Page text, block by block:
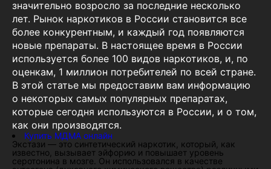
значительно возросло за последние несколько
лет. Рынок наркотиков в России становится все
более конкурентным, и каждый год появляются
новые препараты. В настоящее время в России
используется более 100 видов наркотиков, и, по
оценкам, 1 миллион потребителей по всей стране.
В этой статье мы предоставим вам информацию
о некоторых самых популярных препаратах,
которые сегодня используются в России, и о том,
как они производятся.
Купить МДМА онлайн
Экстази — это синтетический наркотик, который, как
известно, вызывает эйфорию и повышает уровень
серотонина в мозге. Он использовался в качестве